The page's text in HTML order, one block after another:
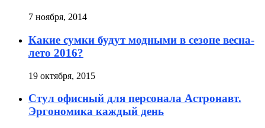
7 ноября, 2014
Какие сумки будут модными в сезоне весна-
лето 2016?
19 октября, 2015
Стул офисный для персонала Астронавт.
Эргономика каждый день